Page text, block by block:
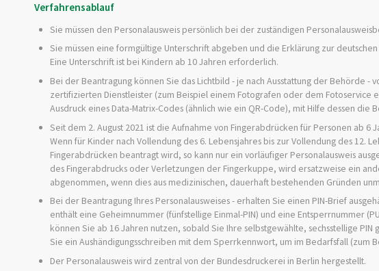
Verfahrensablauf
Sie müssen den Personalausweis persönlich bei der zuständigen
Sie müssen eine formgültige Unterschrift abgeben und die Erklärung zur
Eine Unterschrift ist bei Kindern ab 10 Jahren erforderlich.
Bei der Beantragung können Sie das Lichtbild - je nach Ausstattung der Behörde -
zertifizierten Dienstleister (zum Beispiel einem Fotografen oder dem Fotoservice
Ausdruck eines Data-Matrix-Codes (ähnlich wie ein QR-Code), mit Hilfe dessen die
Seit dem 2. August 2021 ist die Aufnahme von Fingerabdrücken für Personen ab
Wenn für Kinder nach Vollendung des 6. Lebensjahres bis zur Vollendung des 12.
Fingerabdrücken beantragt wird, so kann nur ein vorläufiger Personalausweis
des Fingerabdrucks oder Verletzungen der Fingerkuppe, wird ersatzweise ein
abgenommen, wenn dies aus medizinischen, dauerhaft bestehenden Gründen
Bei der Beantragung IhresPersonalausweises-erhalten Sie einen PIN-Brief
enthält eine Geheimnummer (fünfstellige Einmal-PIN) und eine Entsperrnummer
können Sie ab 16 Jahren nutzen, sobald Sie Ihre selbstgewählte, sechsstellige PIN
Sie ein Aushändigungsschreiben mit dem Sperrkennwort, um im Bedarfsfall (zum
Der Personalausweis wird zentral von der Bundesdruckerei in Berlin hergestellt.